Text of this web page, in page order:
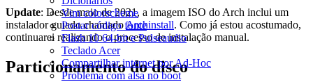
Vim colorscheme
Postar código fonte
Flash 10 64-bit e Pulseaudio
Teclado Acer
Compartilhar internet por Ad-Hoc
Problema com alsa no boot
Update: Desde maio de 2021, a imagem ISO do Arch inclui um
instalador guiado chamadoArchinstall. Como já estou acostumado,
continuarei realizando o processo de instalação manual.
Particionamento do disco